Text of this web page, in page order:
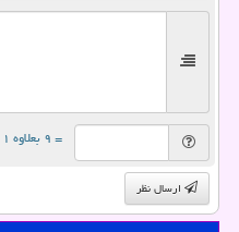
= ۹ بعلاوه ۱
ارسال نظر